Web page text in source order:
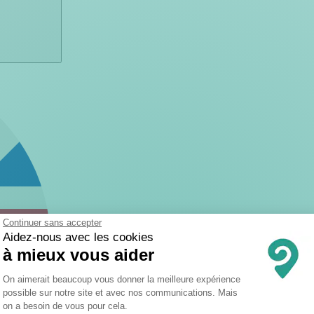
Continuer sans accepter
Aidez-nous avec les cookies
à mieux vous aider
Plateforme de Gestion du
On aimerait beaucoup vous donner la meilleure expérience
possible sur notre site et avec nos communications. Mais
on a besoin de vous pour cela.